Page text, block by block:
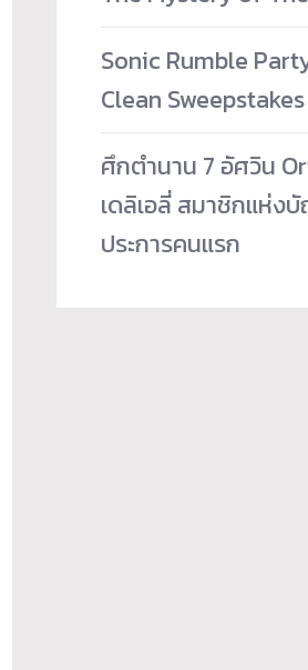
Sonic Rumble
Clean Sweepstakes
ศึกตำนาน 7 อัศวิน
เดลิเอลี่ สมาชิกแห่
ประการคนแรก